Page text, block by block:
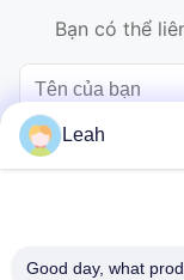
Bạn có thể
Leah
Good day, what